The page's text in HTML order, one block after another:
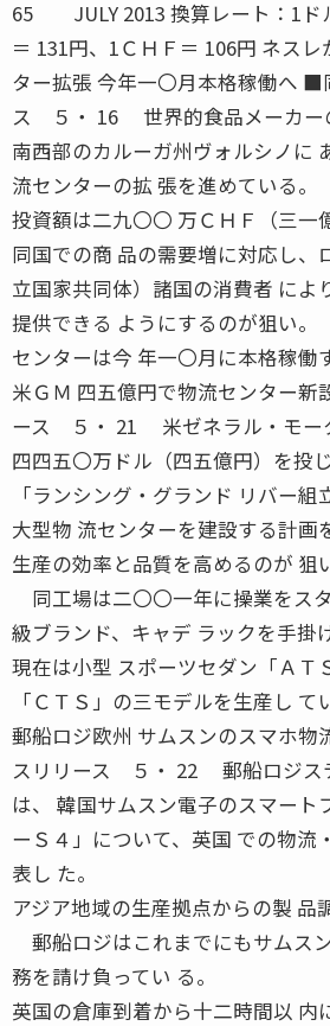
65 JULY 2013 換算レート：1ド
＝ 131円、1ＣＨＦ＝ 106円 ネス
ター拡張 今年一〇月本格稼働へ ■
ス ５・ 16 世界的食品メーカー
南西部のカルーガ州ヴォルシノに
流センターの拡 張を進めている。
投資額は二九〇〇 万ＣＨＦ（三一
同国での商 品の需要増に対応し、
立国家共同体）諸国の消費者 によ
提供できる ようにするのが狙い。
センターは今 年一〇月に本格稼働
米ＧＭ 四五億円で物流センター新
ース ５・ 21 米ゼネラル・モー
四四五〇万ドル（四五億円）を投
「ランシング・グランド リバー
大型物 流センターを建設する計画
生産の効率と品質を高めるのが 狙
同工場は二〇〇一年に操業をス
級ブランド、キャデ ラックを手掛
現在は小型 スポーツセダン「ＡＴ
「ＣＴＳ」の三モデルを生産し て
郵船ロジ欧州 サムスンのスマホ
スリリース ５・ 22 郵船ロジス
は、 韓国サムスン電子のスマート
ーＳ４」について、英国 での物流
表し た。
アジア地域の生産拠点からの製 品
郵船ロジはこれまでにもサムス
務を請け負ってい る。
英国の倉庫到着から十二時間以 内